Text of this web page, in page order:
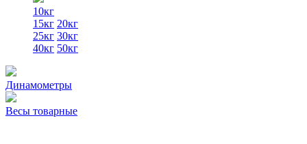
10кг
15кг 20кг
25кг 30кг
40кг 50кг
Динамометры
Весы товарные